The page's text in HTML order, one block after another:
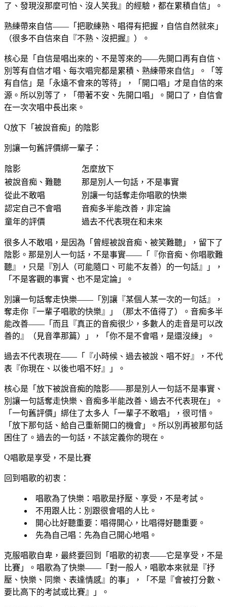
了、發現沒那麼可怕、沒人笑我』的經驗，都在累積自信」。
熟練帶來自信——「把歌練熟、唱得有把握，自信自然就來」
（很多不自信來自『不熟、沒把握』）。
核心是「自信是唱出來的、不是等來的——先開口再有自信、
別等有自信才唱、每次唱完都是累積、熟練帶來自信」。「等
有自信」是「永遠不會來的等待」，「開口唱」才是自信的來
源。所以別等了，「帶著不安、先開口唱」。開口了，自信會
在一次次唱中長出來。
放下「被說音痴」的陰影
別讓一句舊評價綁一輩子：
陰影
怎麼放下
被說音痴、難聽
那是別人一句話，不是事實
從此不敢唱
別讓一句話奪走你唱歌的快樂
認定自己不會唱
音痴多半能改善，非定論
童年的評價
過去不代表現在和未來
很多人不敢唱，是因為「曾經被說音痴、被笑難聽」，留下了
陰影。那是別人一句話，不是事實——「『你音痴、你唱歌難
聽』，只是『別人（可能隨口、可能不友善）的一句話』」，
「不是客觀的事實、也不是定論」。
別讓一句話奪走快樂——「別讓『某個人某一次的一句話』，
奪走你『一輩子唱歌的快樂』」（那太不值得了）。音痴多半
能改善——「而且『真正的音痴很少，多數人的走音是可以改
善的』（見音準那篇）」，「你不是不會唱，是還沒練」。
過去不代表現在——「『小時候、過去被說、唱不好』，不代
表『你現在、以後也唱不好』」。
核心是「放下被說音痴的陰影——那是別人一句話不是事實、
別讓一句話奪走快樂、音痴多半能改善、過去不代表現在」。
「一句舊評價」綁住了太多人「一輩子不敢唱」，很可惜。
「放下那句話、給自己重新開口的機會」。所以別再被那句話
困住了。過去的一句話，不該定義你的現在。
唱歌是享受，不是比賽
回到唱歌的初衷：
唱歌為了快樂 ：唱歌是抒壓、享受，不是考試。
不用跟人比 ：別跟很會唱的人比。
開心比好聽重要 ：唱得開心，比唱得好聽重要。
先為自己唱 ：先為自己開心地唱。
克服唱歌自卑，最終要回到「唱歌的初衷——它是享受，不是
比賽」。唱歌為了快樂——「對一般人，唱歌本來就是『抒
壓、快樂、同樂、表達情感』的事」，「不是『會被打分數、
要比高下的考試或比賽』」。